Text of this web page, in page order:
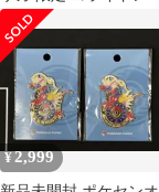
ピンバッジ ロゴピンズ
ポケセン
¥2,999